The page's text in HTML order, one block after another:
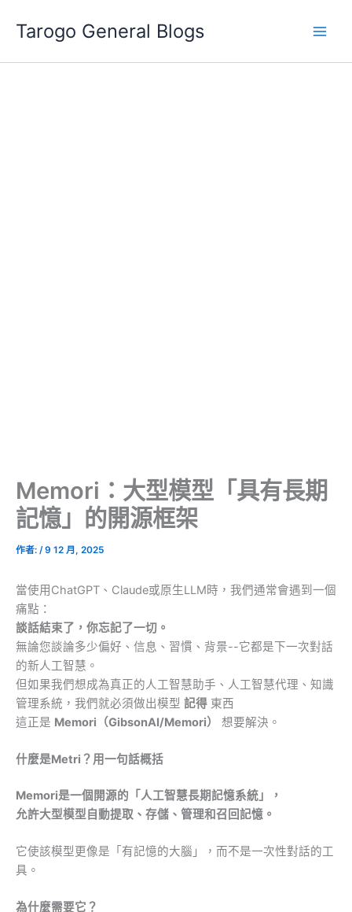
要
Tarogo General Blogs
Memori：大型模型「具有長期
記憶」的開源框架
作者: /9 12 月, 2025
當使用ChatGPT、Claude或原生LLM時，我們通常會遇到一個
痛點：
談話結束了，你忘記了一切。
無論您談論多少偏好、信息、習慣、背景--它都是下一次對話
的新人工智慧。
但如果我們想成為真正的人工智慧助手、人工智慧代理、知識
管理系統，我們就必須做出模型 記得 東西
這正是 Memori（GibsonAI/Memori） 想要解決。
什麼是Metri？用一句話概括
Memori是一個開源的「人工智慧長期記憶系統」，
允許大型模型自動提取、存儲、管理和召回記憶。
它使該模型更像是「有記憶的大腦」，而不是一次性對話的工
具。
為什麼需要它？